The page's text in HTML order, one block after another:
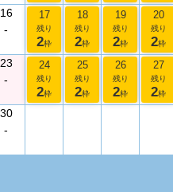
16
-
17
残り
2枠
18
残り
2枠
19
残り
2枠
20
残り
2枠
23
-
24
残り
2枠
25
残り
2枠
26
残り
2枠
27
残り
2枠
30
-